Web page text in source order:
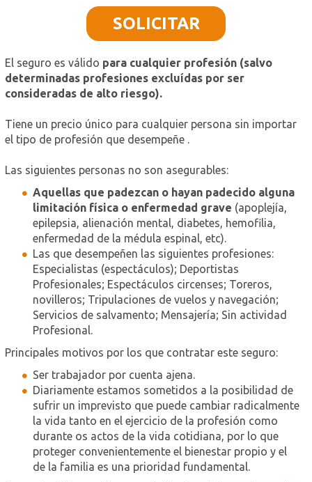
SOLICITAR
El seguro es válido para cualquier profesión (salvo
determinadas profesiones excluídas por ser
consideradas de alto riesgo).
Tiene un precio único para cualquier persona sin importar
el tipo de profesión que desempeñe .
Las siguientes personas no son asegurables:
Aquellas que padezcan o hayan padecido alguna
limitación física o enfermedad grave (apoplejía,
epilepsia, alienación mental, diabetes, hemofilia,
enfermedad de la médula espinal, etc).
Las que desempeñen las siguientes profesiones:
Especialistas (espectáculos); Deportistas
Profesionales; Espectáculos circenses; Toreros,
novilleros; Tripulaciones de vuelos y navegación;
Servicios de salvamento; Mensajería; Sin actividad
Profesional.
Principales motivos por los que contratar este seguro:
Ser trabajador por cuenta ajena.
Diariamente estamos sometidos a la posibilidad de
sufrir un imprevisto que puede cambiar radicalmente
la vida tanto en el ejercicio de la profesión como
durante os actos de la vida cotidiana, por lo que
proteger convenientemente el bienestar propio y el
de la familia es una prioridad fundamental.